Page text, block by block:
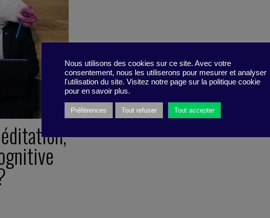
Nous utilisons des cookies sur ce site. Avec votre
consentement, nous les utiliserons pour mesurer et analyser
l'utilisation du site. Visitez notre page sur la politique cookie
pour en savoir plus.
Préférences Tout refuser Tout accepter